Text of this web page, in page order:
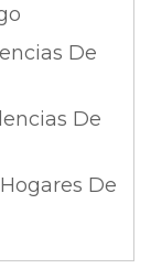
De
De
De